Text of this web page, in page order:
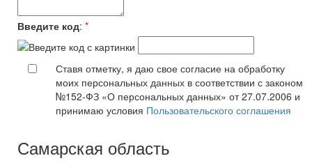
Введите код: *
Ставя отметку, я даю свое согласие на обработку
моих персональных данных в соответствии с законом
№152-ФЗ «О персональных данных» от 27.07.2006 и
принимаю условия Пользовательского соглашения
Самарская область